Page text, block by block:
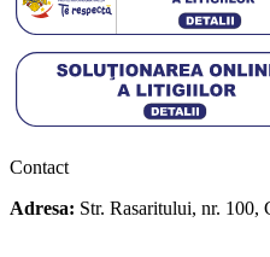
Contact
Adresa: Str. Rasaritului, nr. 100,